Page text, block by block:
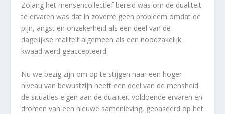
Zolang het mensencollectief bereid was om de dualiteit
te ervaren was dat in zoverre geen probleem omdat de
pijn, angst en onzekerheid als een deel van de
dagelijkse realiteit algemeen als een noodzakelijk
kwaad werd geaccepteerd.
Nu we bezig zijn om op te stijgen naar een hoger
niveau van bewustzijn heeft een deel van de mensheid
de situaties eigen aan de dualiteit voldoende ervaren en
dromen van een nieuwe samenleving, gebaseerd op het